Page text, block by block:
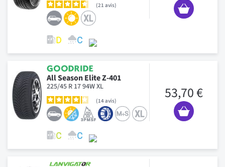
21 avis
All Season Elite Z-401
225/45 R 17 94W XL
14avis 53,70 €